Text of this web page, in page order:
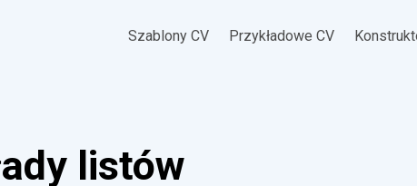
Szablony CV Przykładowe CV
listów